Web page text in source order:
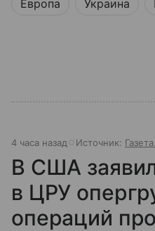
Европа Украина
4 часа назад Источник:
В США
в ЦРУ
операций